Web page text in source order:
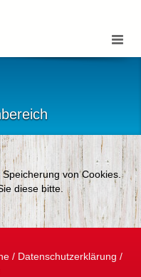
Toggle
von Cookies.
diese bitte.
/ Datenschutzerklärung /